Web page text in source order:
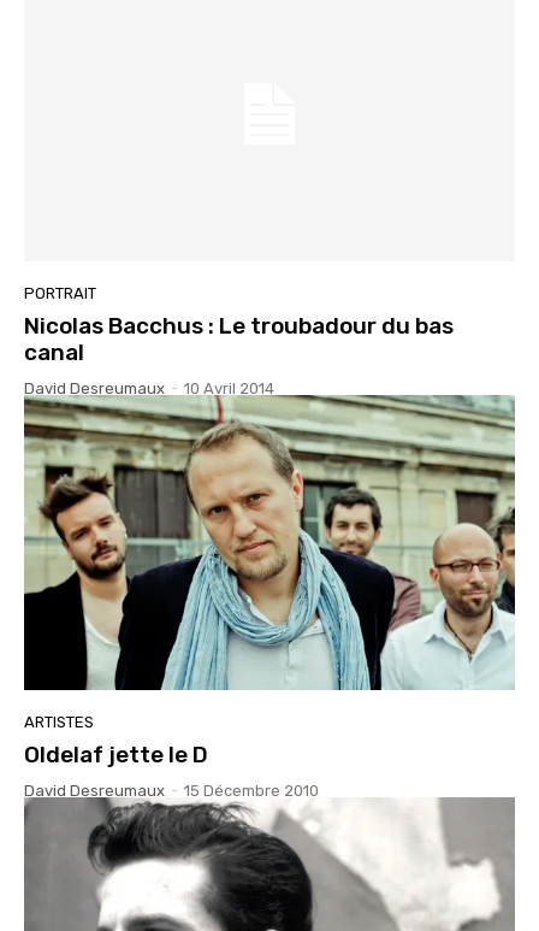
PORTRAIT
Nicolas Bacchus : Le troubadour du bas
canal
David Desreumaux - 10 Avril 2014
ARTISTES
Oldelaf jette le D
David Desreumaux - 15 Décembre 2010